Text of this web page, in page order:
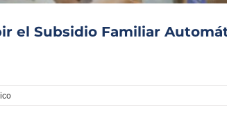
el Subsidio Familiar